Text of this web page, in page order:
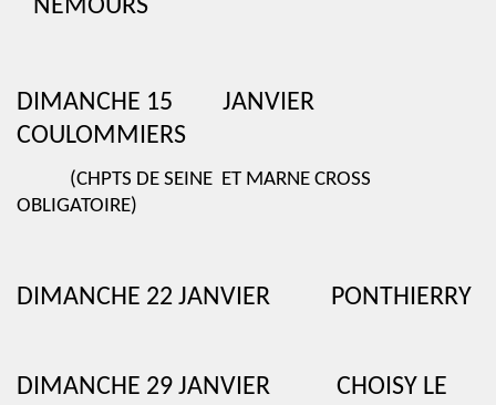
NEMOURS
DIMANCHE 15
JANVIER
COULOMMIERS
(CHPTS DE SEINE ET MARNE CROSS
OBLIGATOIRE)
DIMANCHE 22 JANVIER PONTHIERRY
DIMANCHE 29 JANVIER
CHOISY LE